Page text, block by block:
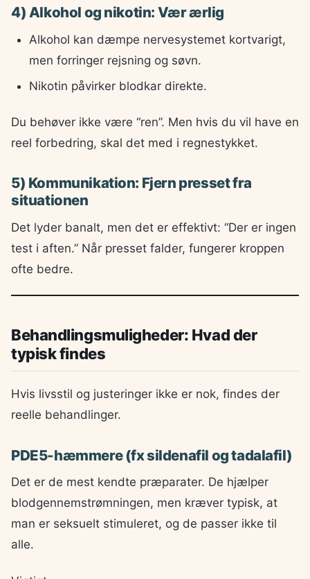
4) Alkohol og nikotin: Vær ærlig
Alkohol kan dæmpe nervesystemet kortvarigt,
men forringer rejsning og søvn.
Nikotin påvirker blodkar direkte.
Du behøver ikke være “ren”. Men hvis du vil have en
reel forbedring, skal det med i regnestykket.
5) Kommunikation: Fjern presset fra
situationen
Det lyder banalt, men det er effektivt: “Der er ingen
test i aften.” Når presset falder, fungerer kroppen
ofte bedre.
Behandlingsmuligheder: Hvad der
typisk findes
Hvis livsstil og justeringer ikke er nok, findes der
reelle behandlinger.
PDE5-hæmmere (fx sildenafil og tadalafil)
Det er de mest kendte præparater. De hjælper
blodgennemstrømningen, men kræver typisk, at
man er seksuelt stimuleret, og de passer ikke til
alle.